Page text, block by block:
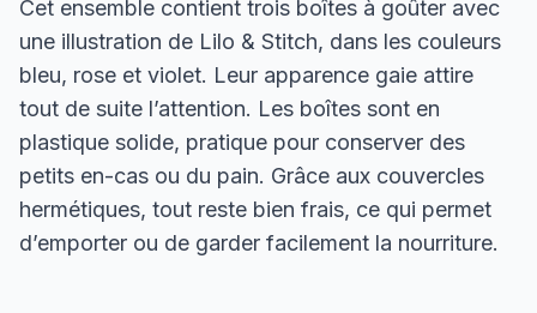
Cet ensemble contient trois boîtes à goûter avec
une illustration de Lilo & Stitch, dans les couleurs
bleu, rose et violet. Leur apparence gaie attire
tout de suite l’attention. Les boîtes sont en
plastique solide, pratique pour conserver des
petits en-cas ou du pain. Grâce aux couvercles
hermétiques, tout reste bien frais, ce qui permet
d’emporter ou de garder facilement la nourriture.